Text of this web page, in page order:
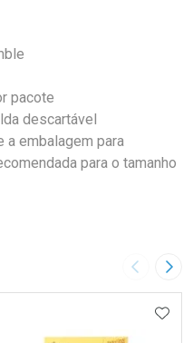
pacote
descartável
a embalagem para
para o tamanho
Imagem
AOS FAVORITOS